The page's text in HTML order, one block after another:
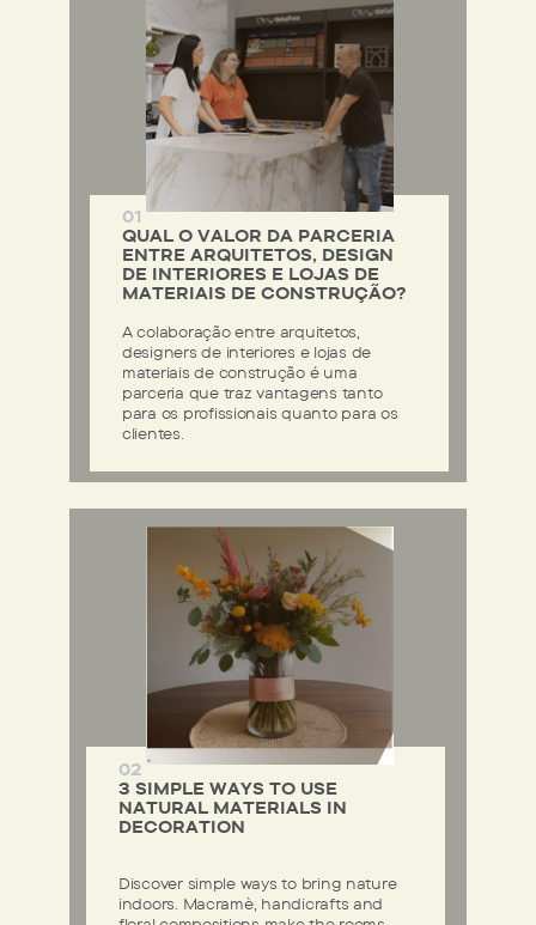
01
QUAL O VALOR DA PARCERIA
ENTRE ARQUITETOS, DESIGN
DE INTERIORES E LOJAS DE
MATERIAIS DE CONSTRUÇÃO?
A colaboração entre arquitetos,
designers de interiores e lojas de
materiais de construção é uma
parceria que traz vantagens tanto
para os profissionais quanto para os
clientes.
02
3 SIMPLE WAYS TO USE
NATURAL MATERIALS IN
DECORATION
Discover simple ways to bring nature
indoors. Macramè, handicrafts and